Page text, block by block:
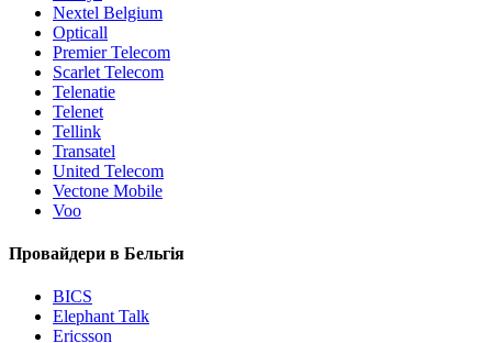
Nextel Belgium
Opticall
Premier Telecom
Scarlet Telecom
Telenatie
Telenet
Tellink
Transatel
United Telecom
Vectone Mobile
Voo
Провайдери в Бельгія
BICS
Elephant Talk
Ericsson